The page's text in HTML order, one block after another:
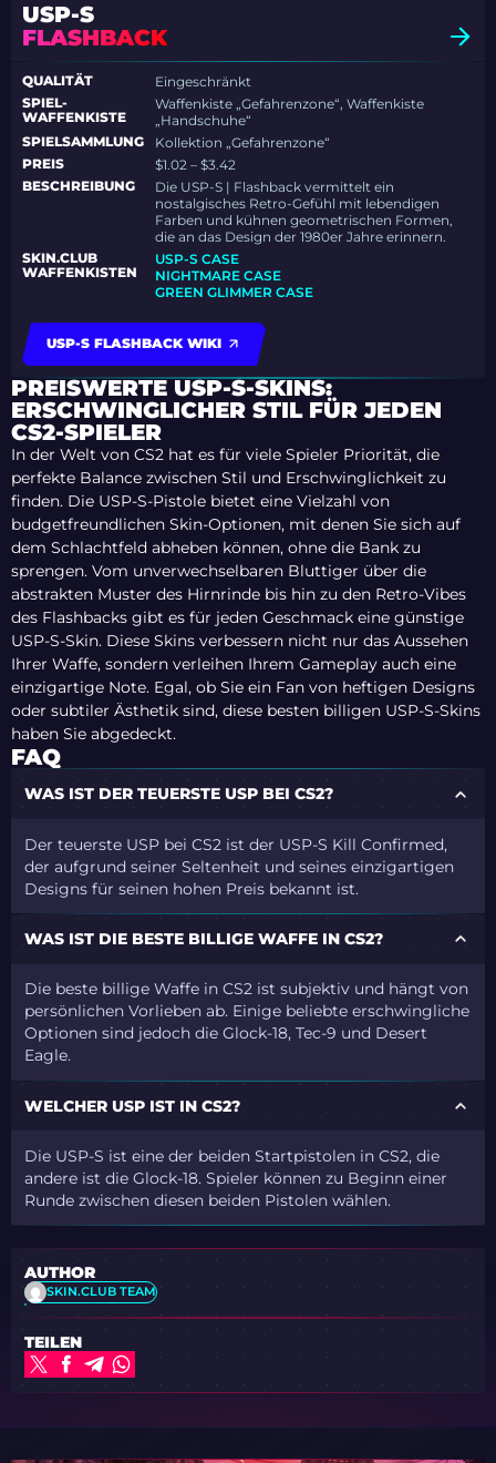
USP-S
FLASHBACK
QUALITÄT
Eingeschränkt
SPIEL-
WAFFENKISTE
Waffenkiste „Gefahrenzone“, Waffenkiste
„Handschuhe“
SPIELSAMMLUNG
Kollektion „Gefahrenzone“
PREIS
$1.02 – $3.42
BESCHREIBUNG
Die USP-S | Flashback vermittelt ein
nostalgisches Retro-Gefühl mit lebendigen
Farben und kühnen geometrischen Formen,
die an das Design der 1980er Jahre erinnern.
SKIN.CLUB
WAFFENKISTEN
USP-S CASE
NIGHTMARE CASE
GREEN GLIMMER CASE
USP-S FLASHBACK WIKI
PREISWERTE USP-S-SKINS:
ERSCHWINGLICHER STIL FÜR JEDEN
CS2-SPIELER
In der Welt von CS2 hat es für viele Spieler Priorität, die
perfekte Balance zwischen Stil und Erschwinglichkeit zu
finden. Die USP-S-Pistole bietet eine Vielzahl von
budgetfreundlichen Skin-Optionen, mit denen Sie sich auf
dem Schlachtfeld abheben können, ohne die Bank zu
sprengen. Vom unverwechselbaren Bluttiger über die
abstrakten Muster des Hirnrinde bis hin zu den Retro-Vibes
des Flashbacks gibt es für jeden Geschmack eine günstige
USP-S-Skin. Diese Skins verbessern nicht nur das Aussehen
Ihrer Waffe, sondern verleihen Ihrem Gameplay auch eine
einzigartige Note. Egal, ob Sie ein Fan von heftigen Designs
oder subtiler Ästhetik sind, diese besten billigen USP-S-Skins
haben Sie abgedeckt.
FAQ
WAS IST DER TEUERSTE USP BEI CS2?
Der teuerste USP bei CS2 ist der USP-S Kill Confirmed,
der aufgrund seiner Seltenheit und seines einzigartigen
Designs für seinen hohen Preis bekannt ist.
WAS IST DIE BESTE BILLIGE WAFFE IN CS2?
Die beste billige Waffe in CS2 ist subjektiv und hängt von
persönlichen Vorlieben ab. Einige beliebte erschwingliche
Optionen sind jedoch die Glock-18, Tec-9 und Desert
Eagle.
WELCHER USP IST IN CS2?
Die USP-S ist eine der beiden Startpistolen in CS2, die
andere ist die Glock-18. Spieler können zu Beginn einer
Runde zwischen diesen beiden Pistolen wählen.
AUTHOR
SKIN.CLUB TEAM
TEILEN